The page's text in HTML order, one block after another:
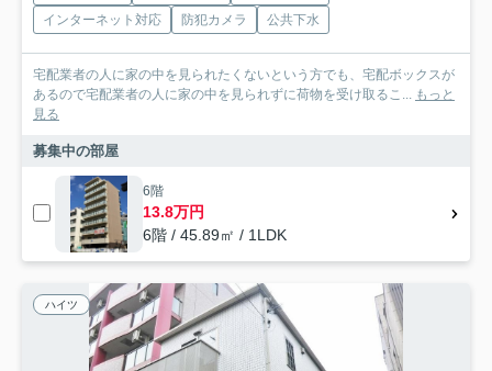
インターネット対応
防犯カメラ 公共下水
宅配業者の人に家の中を見られたくないという方でも、宅配ボックスが
あるので宅配業者の人に家の中を見られずに荷物を受け取るこ...
もっと
見る
募集中の部屋
6階
13.8万円
6階 / 45.89㎡ / 1LDK
ハイツ